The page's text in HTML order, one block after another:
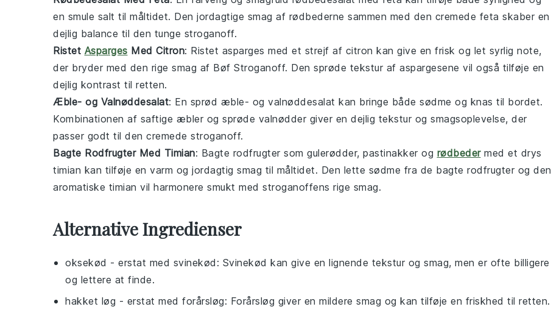
en smule salt til måltidet. Den jordagtige smag af rødbederne sammen med den cremede feta skaber en
dejlig balance til den tunge stroganoff.
Ristet Asparges Med Citron: Ristet asparges med et strejf af citron kan give en frisk og let syrlig note,
der bryder med den rige smag af Bøf Stroganoff. Den sprøde tekstur af aspargesene vil også tilføje en
dejlig kontrast til retten.
Æble- og Valnøddesalat: En sprød æble- og valnøddesalat kan bringe både sødme og knas til bordet.
Kombinationen af saftige æbler og sprøde valnødder giver en dejlig tekstur og smagsoplevelse, der
passer godt til den cremede stroganoff.
Bagte Rodfrugter Med Timian: Bagte rodfrugter som gulerødder, pastinakker og rødbedermed et drys
timian kan tilføje en varm og jordagtig smag til måltidet. Den lette sødme fra de bagte rodfrugter og den
aromatiske timian vil harmonere smukt med stroganoffens rige smag.
Alternative Ingredienser
oksekød - erstat med svinekød : Svinekød kan give en lignende tekstur og smag, men er ofte billigere
og lettere at finde.
hakket løg - erstat med forårsløg: Forårsløg giver en mildere smag og kan tilføje en friskhed til retten.